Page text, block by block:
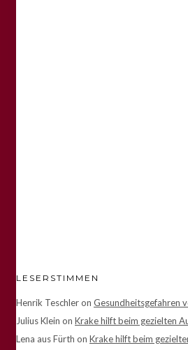
LESERSTIMMEN
Henrik Teschleron Gesundheitsgefahren
Julius Klein on Krake hilft beim gezielten
Lena aus Fürth on Krake hilft beim